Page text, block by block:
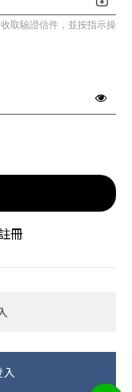
取驗證信件，並按指示操
冊